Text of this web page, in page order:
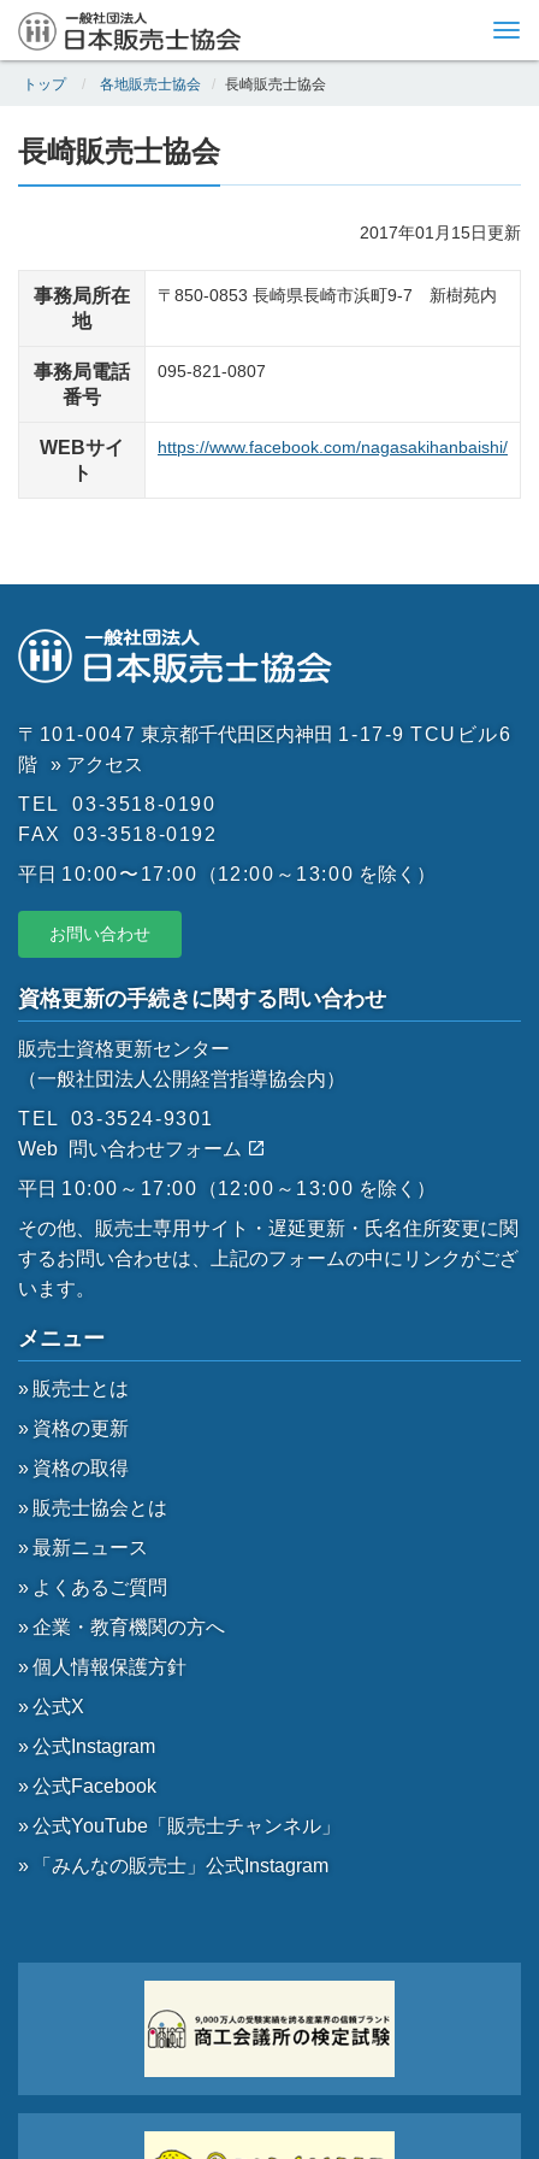
トップ 各地販売士協会 長崎販売士協会
長崎販売士協会
2017年01月15日更新
事務局所在
地
〒850-0853 長崎県長崎市浜町9-7 新樹苑内
事務局電話
番号
095-821-0807
WEBサイ
ト
https://www.facebook.com/nagasakihanbaishi/
〒101-0047 東京都千代田区内神田 1-17-9 TCUビル6
階
» アクセス
TEL
03-3518-0190
FAX
03-3518-0192
平日 10:00〜17:00 （12:00～13:00 を除く）
お問い合わせ
資格更新の手続きに関する問い合わせ
販売士資格更新センター
（一般社団法人公開経営指導協会内）
TEL
03-3524-9301
Web
問い合わせフォーム
平日 10:00～17:00 （12:00～13:00 を除く）
その他、販売士専用サイト・遅延更新・氏名住所変更に関
するお問い合わせは、上記のフォームの中にリンクがござ
います。
メニュー
販売士とは
資格の更新
資格の取得
販売士協会とは
最新ニュース
よくあるご質問
企業・教育機関の方へ
個人情報保護方針
公式X
公式Instagram
公式Facebook
公式YouTube「販売士チャンネル」
「みんなの販売士」公式Instagram